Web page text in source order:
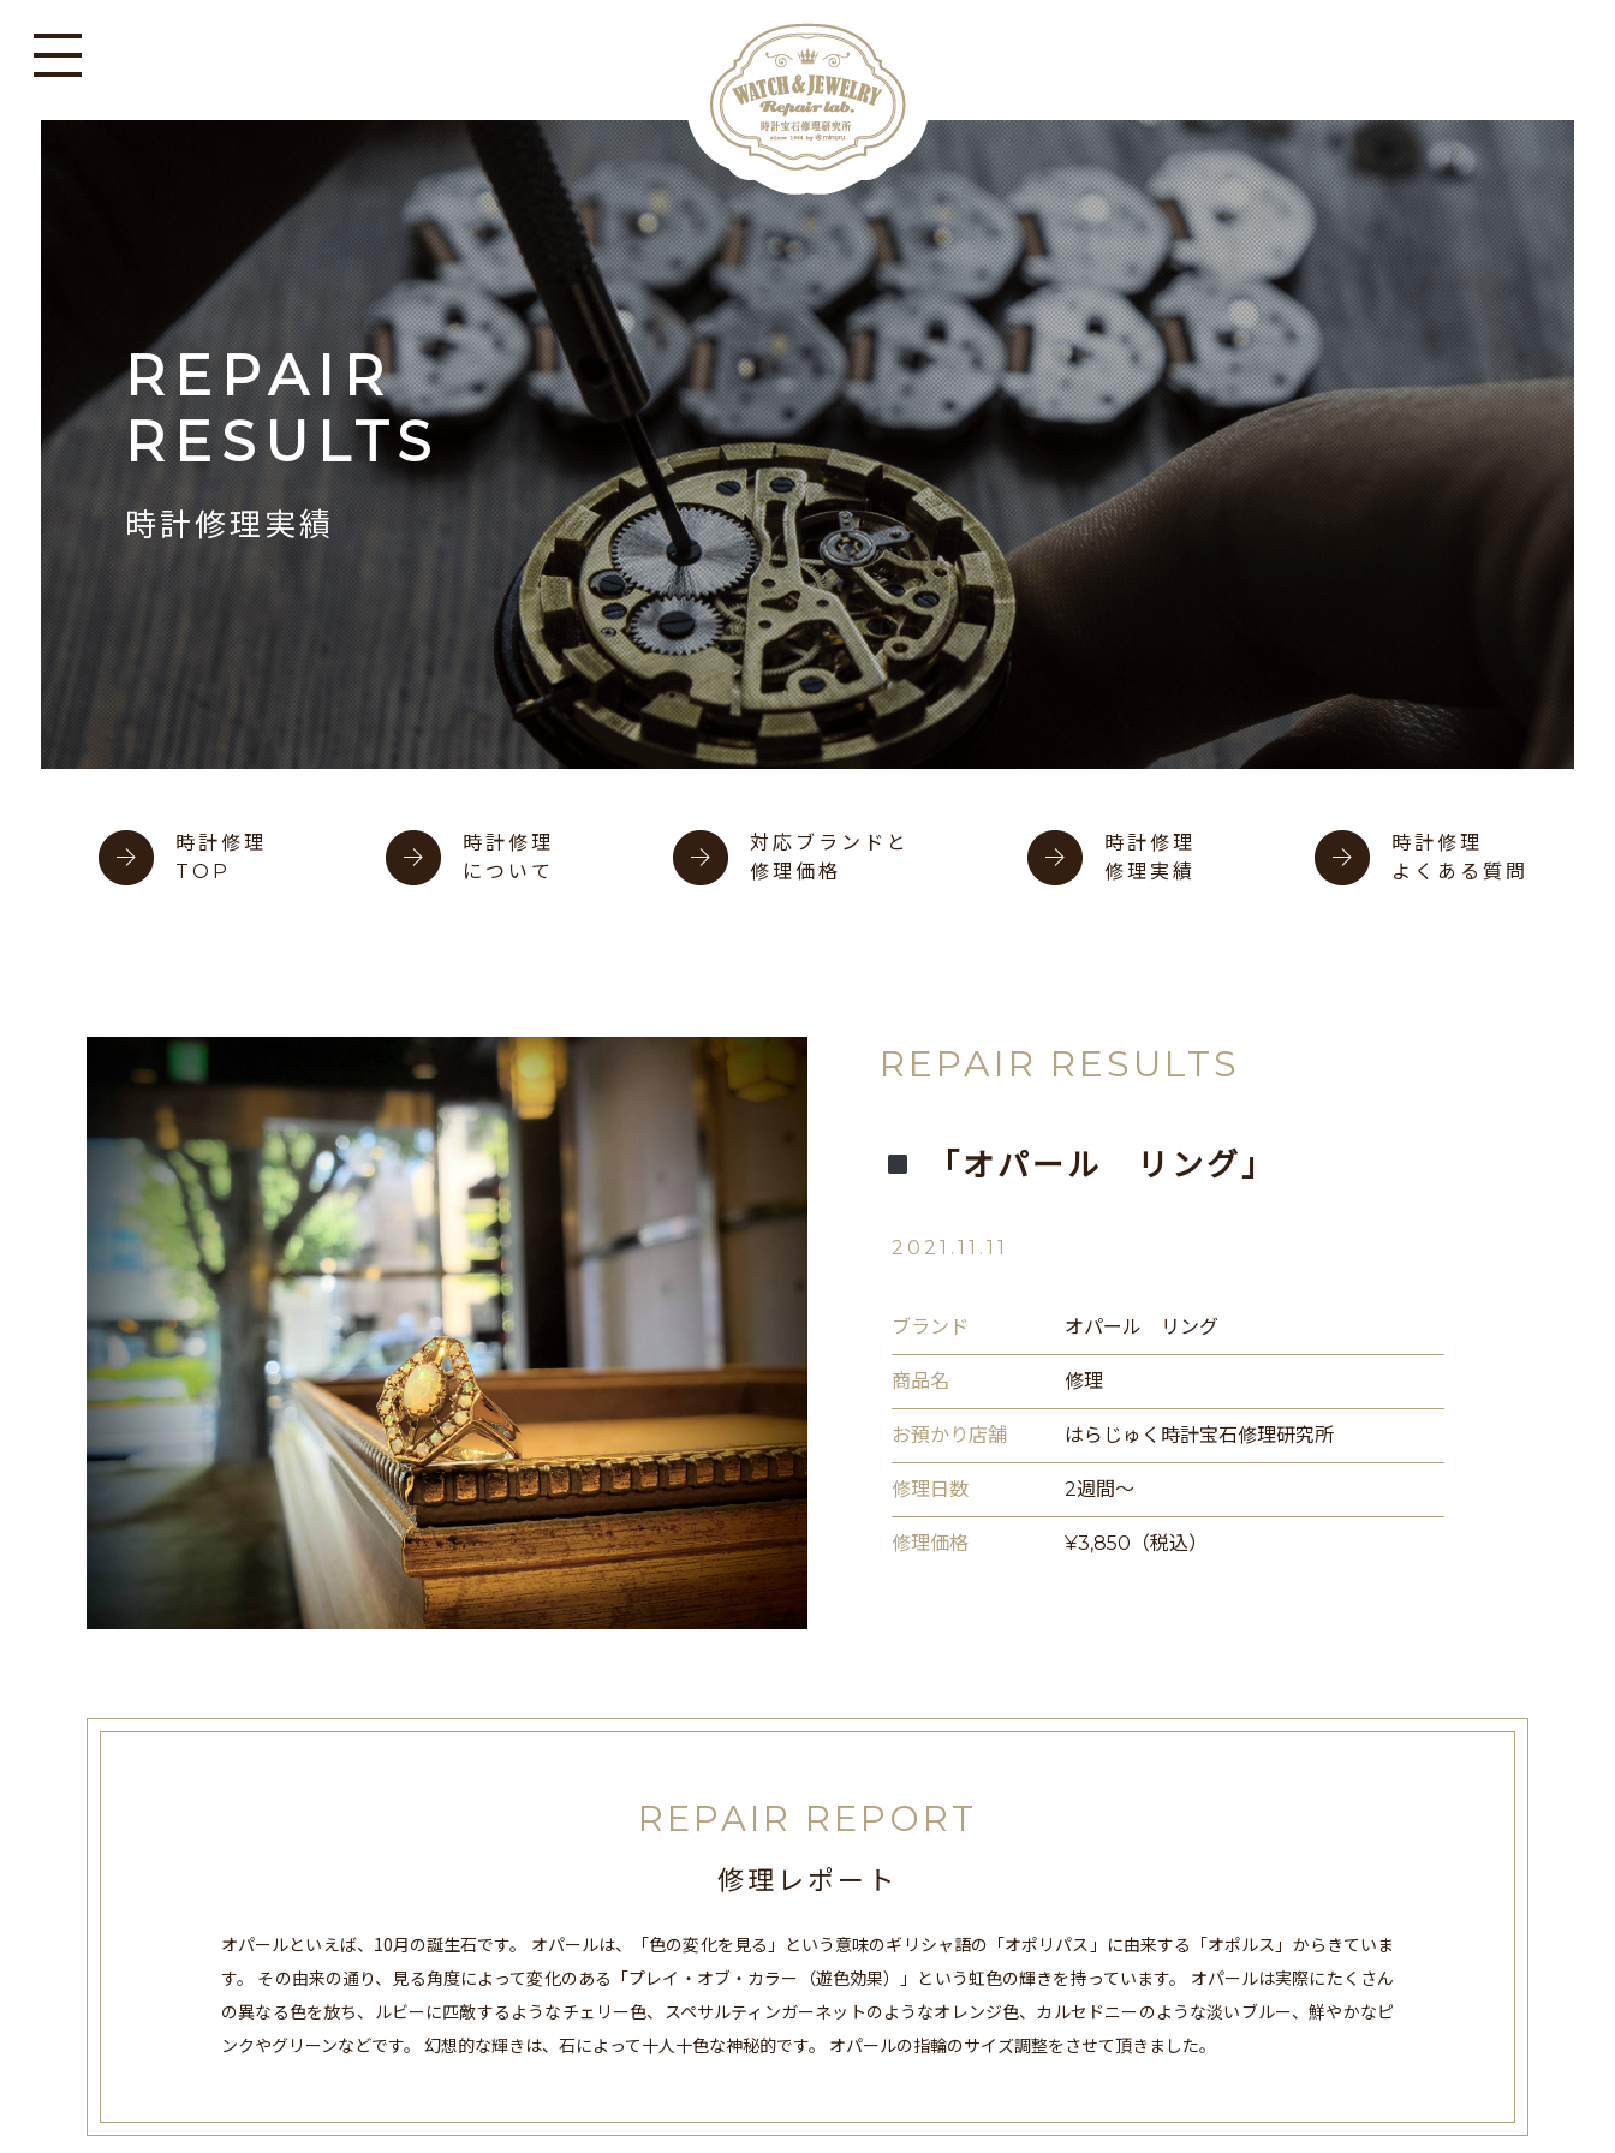
REPAIR
RESULTS
時計修理実績
時計修理
TOP
時計修理
について
対応ブランドと
修理価格
時計修理
修理実績
時計修理
よくある質問
REPAIR RESULTS
「オパール リング」
2021.11.11
ブランド オパール リング
商品名 修理
お預かり店舗 はらじゅく時計宝石修理研究所
修理日数 2週間〜
修理価格 ¥3,850（税込）
REPAIR REPORT
修理レポート
オパールといえば、10月の誕生石です。 オパールは、「色の変化を見る」という意味のギリシャ語の「オポリパス」に由来する「オポルス」からきていま
す。 その由来の通り、見る角度によって変化のある「プレイ・オブ・カラー（遊色効果）」という虹色の輝きを持っています。 オパールは実際にたくさん
の異なる色を放ち、ルビーに匹敵するようなチェリー色、スペサルティンガーネットのようなオレンジ色、カルセドニーのような淡いブルー、鮮やかなピ
ンクやグリーンなどです。 幻想的な輝きは、石によって十人十色な神秘的です。 オパールの指輪のサイズ調整をさせて頂きました。